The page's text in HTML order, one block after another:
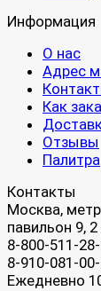
Информация
О нас
Адрес
Как
Отзывы
Палитра
Контакты
Москва,
павильон 9,
8-800-511-28-
8-910-081-
Ежедневно